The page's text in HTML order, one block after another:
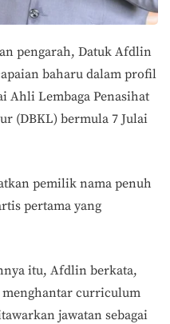
pengarah, Datuk Afdlin
baharu dalam profil
Ahli Lembaga Penasihat
(DBKL) bermula 7 Julai
pemilik nama penuh
pertama yang
itu, Afdlin berkata,
curriculum
jawatan sebagai